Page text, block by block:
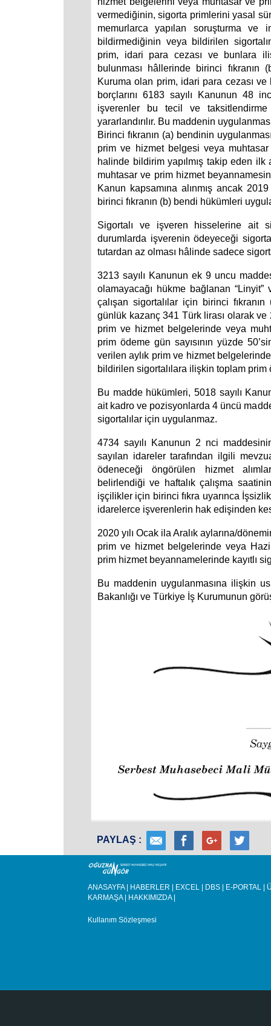
vermediğinin, sigorta primlerini yasal
memurlarca yapılan soruşturma ve
bildirmediğinin veya bildirilen
prim, idari para cezası ve bunlara
bulunması hâllerinde birinci
Kuruma olan prim, idari para cezası
borçlarını 6183 sayılı Kanunun 48
işverenler bu tecil ve
yararlandırılır. Bu maddenin
Birinci fıkranın (a) bendinin
prim ve hizmet belgesi veya
halinde bildirim yapılmış takip eden
muhtasar ve prim hizmet
Kanun kapsamına alınmış ancak
birinci fıkranın (b) bendi hükümleri
Sigortalı ve işveren hisselerine ait
durumlarda işverenin ödeyeceği
tutardan az olması hâlinde sadece
3213 sayılı Kanunun ek 9 uncu
olamayacağı hükme bağlanan “Linyit”
çalışan sigortalılar için birinci
günlük kazanç 341 Türk lirası olarak ve
prim ve hizmet belgelerinde veya
prim ödeme gün sayısının yüzde
verilen aylık prim ve hizmet
bildirilen sigortalılara ilişkin toplam prim
Bu madde hükümleri, 5018 sayılı
ait kadro ve pozisyonlarda 4 üncü
sigortalılar için uygulanmaz.
4734 sayılı Kanunun 2 nci
sayılan idareler tarafından ilgili
ödeneceği öngörülen hizmet
belirlendiği ve haftalık çalışma
işçilikler için birinci fıkra uyarınca
idarelerce işverenlerin hak edişinden
2020 yılı Ocak ila Aralık aylarına/
prim ve hizmet belgelerinde veya
prim hizmet beyannamelerinde kayıtlı
Bu maddenin uygulanmasına ilişkin
Bakanlığı ve Türkiye İş Kurumunun
PAYLAŞ :
ANASAYFA| HABERLER | EXCEL | DBS | E-PORTAL |
KARMAŞA| HAKKIMIZDA|
Kullanım Sözleşmesi